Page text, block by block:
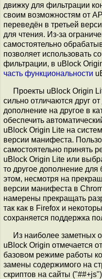
движку для фильтрации
своим возможностям от
переведён в третьей
для чтения. Из-за
самостоятельно
позволяет использовать
фильтрации, в uBlock
часть функциональности
Проекты uBlock Origin
сильно отличаются друг
дополнение на другое в
обеспечить
uBlock Origin Lite на
версии манифеста.
самостоятельно принять
uBlock Origin Lite или
то другое дополнение
этом, несмотря на
версии манифеста в
намерены прекращать
так как в Firefox и
сохраняется поддержка
Из наиболее заметных
uBlock Origin отмечается
базовом режиме работы
замены содержимого на
скриптов на сайты